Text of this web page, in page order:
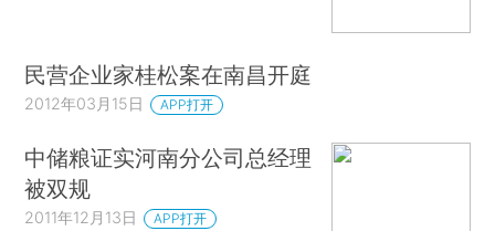
民营企业家桂松案在南昌开庭
2012年03月15日 APP打开
中储粮证实河南分公司总经理
被双规
2011年12月13日 APP打开